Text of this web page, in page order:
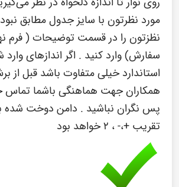
مورد نظرتون با سایز جدول مطابق
نظزتون را در قسمت توضیحات ( فرم
سفارش) وارد کنید . اگر اندازهای
استاندارد خیلی متفاوت باشد قبل
همکاران جهت هماهنگی باشما تماس
پس نگران نباشید . دامن دوخت شده
تقریب +،- ، ۲ خواهد بود